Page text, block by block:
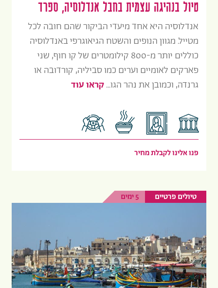
טיול בנהיגה עצמית בחבל אנדלוסיה, ספרד
אנדלוסיה היא אחד מיעדי הביקור שהם חובה לכל
מטייל. מגוון הנופים והשטח הגיאוגרפי באנדלוסיה
כוללים יותר מ-800 קילומטרים של קו חוף, שני
פארקים לאומיים וערים כמו סביליה, קורדובה או
גרנדה, וכמובן את נהר הגו...קראו עוד
פנו אלינו לקבלת מחיר
טיולים פרטיים 5 ימים